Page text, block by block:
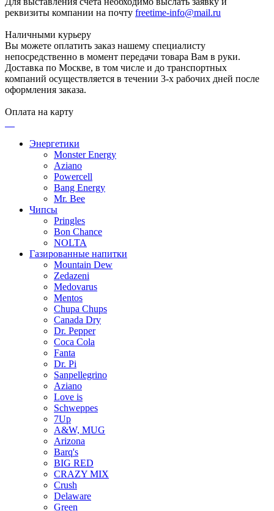
реквизиты компании на почту freetime-info@mail.ru
Наличными курьеру
Вы можете оплатить заказ нашему специалисту
непосредственно в момент передачи товара Вам в руки.
Доставка по Москве, в том числе и до транспортных
компаний осуществляется в течении 3-х рабочих дней после
оформления заказа.
Оплата на карту
Энергетики
Monster Energy
Aziano
Powercell
Bang Energy
Mr. Bee
Чипсы
Pringles
Bon Chance
NOLTA
Газированные напитки
Mountain Dew
Zedazeni
Medovarus
Mentos
Chupa Chups
Canada Dry
Dr. Pepper
Coca Cola
Fanta
Dr. Pi
Sanpellegrino
Aziano
Love is
Schweppes
7Up
A&W, MUG
Arizona
Barq's
BIG RED
CRAZY MIX
Crush
Delaware
Green